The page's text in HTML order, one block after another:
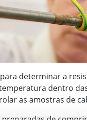
determinar a
dentro
as amostras de
de